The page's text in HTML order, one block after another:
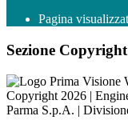
Pagina
Sezione Copyright
Copyright 2026 |
Parma S.p.A. |